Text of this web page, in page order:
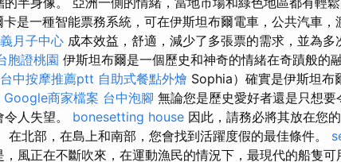
是一種智能票務系統，可在伊斯坦布爾電車，公共汽車，
月子中心 成本效益，舒適，減少了多張票的需求，並為多
胞證桃園 伊斯坦布爾是一個歷史和神奇的情緒在奇蹟般的
台中按摩推薦ptt 自助式餐點外燴 Sophia）確實是伊斯坦布
Google商家檔案 台中泡腳 無論您是歷史愛好者還是只想要
人失望。 bonesetting house 因此，請務必將其放在您
在北部，在島上和南部，您會找到活躍度假的最佳條件。
風正在不斷吹來，在運動漁民的情況下，最現代的船隻可